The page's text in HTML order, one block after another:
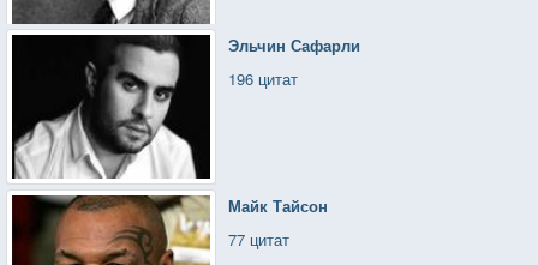
Эльчин Сафарли
196 цитат
Майк Тайсон
77 цитат